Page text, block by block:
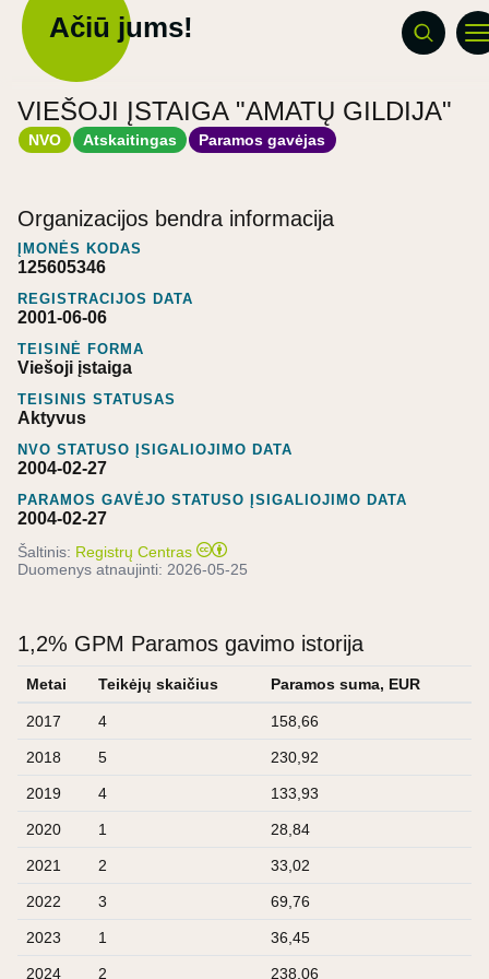
Ačiū jums!
VIEŠOJI ĮSTAIGA "AMATŲ GILDIJA"
NVO Atskaitingas Paramos gavėjas
Organizacijos bendra informacija
ĮMONĖS KODAS
125605346
REGISTRACIJOS DATA
2001-06-06
TEISINĖ FORMA
Viešoji įstaiga
TEISINIS STATUSAS
Aktyvus
NVO STATUSO ĮSIGALIOJIMO DATA
2004-02-27
PARAMOS GAVĖJO STATUSO ĮSIGALIOJIMO DATA
2004-02-27
Šaltinis: Registrų Centras
Duomenys atnaujinti: 2026-05-25
1,2% GPM Paramos gavimo istorija
Metai Teikėjų skaičius Paramos suma, EUR
2017 4 158,66
2018 5 230,92
2019 4 133,93
2020 1 28,84
2021 2 33,02
2022 3 69,76
2023 1 36,45
2024 2 238,06